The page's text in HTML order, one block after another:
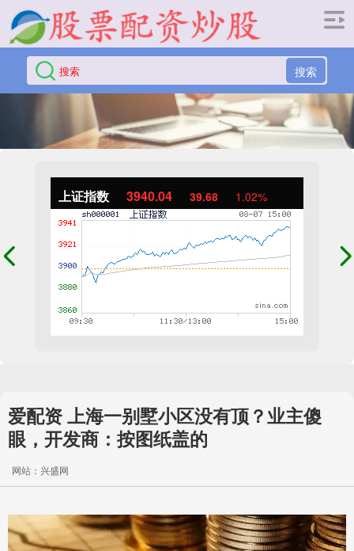
搜索
上证指数 3940.04 39.68 1.02%
爱配资 上海一别墅小区没有顶？业主傻
眼，开发商：按图纸盖的
网站：兴盛网